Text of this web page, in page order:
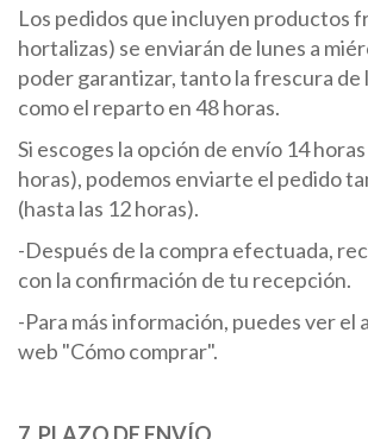
Los pedidos que incluyen productos
hortalizas) se enviarán de lunes a
poder garantizar, tanto la frescura de
como el reparto en 48 horas.
Si escoges la opción de envío 14
horas), podemos enviarte el pedido
(hasta las 12 horas).
-Después de la compra efectuada,
con la confirmación de tu recepción.
-Para más información, puedes ver el
web "Cómo comprar".